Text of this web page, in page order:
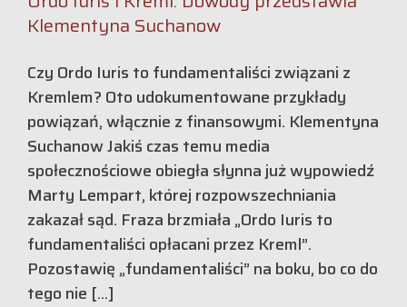
Klementyna Suchanow
Czy Ordo Iuris to fundamentaliści związani z
Kremlem? Oto udokumentowane przykłady
powiązań, włącznie z finansowymi. Klementyna
Suchanow Jakiś czas temu media
społecznościowe obiegła słynna już wypowiedź
Marty Lempart, której rozpowszechniania
zakazał sąd. Fraza brzmiała „Ordo Iuris to
fundamentaliści opłacani przez Kreml”.
Pozostawię „fundamentaliści” na boku, bo co do
tego nie [...]